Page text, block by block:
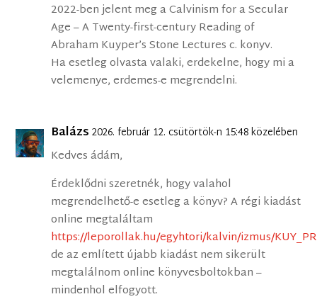
2022-ben jelent meg a Calvinism for a Secular
Age – A Twenty-first-century Reading of
Abraham Kuyper’s Stone Lectures c. konyv.
Ha esetleg olvasta valaki, erdekelne, hogy mi a
velemenye, erdemes-e megrendelni.
Balázs 2026. február 12. csütörtök-n 15:48 közelében
Kedves ádám,
Érdeklődni szeretnék, hogy valahol
megrendelhető-e esetleg a könyv? A régi kiadást
online megtaláltam
https://leporollak.hu/egyhtori/kalvin/izmus/
de az említett újabb kiadást nem sikerült
megtalálnom online könyvesboltokban –
mindenhol elfogyott.